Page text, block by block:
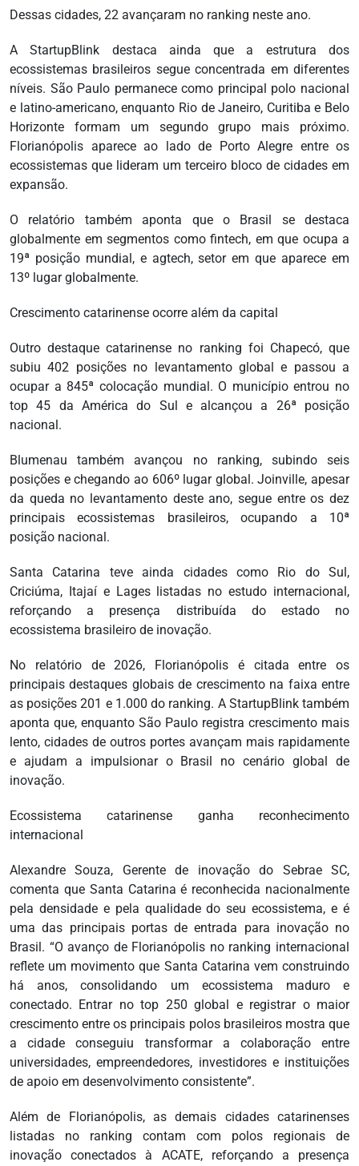
Dessas cidades, 22 avançaram no ranking neste ano.
A StartupBlink destaca ainda que a estrutura dos
ecossistemas brasileiros segue concentrada em diferentes
níveis. São Paulo permanece como principal polo nacional
e latino-americano, enquanto Rio de Janeiro, Curitiba e Belo
Horizonte formam um segundo grupo mais próximo.
Florianópolis aparece ao lado de Porto Alegre entre os
ecossistemas que lideram um terceiro bloco de cidades em
expansão.
O relatório também aponta que o Brasil se destaca
globalmente em segmentos como fintech, em que ocupa a
19ª posição mundial, e agtech, setor em que aparece em
13º lugar globalmente.
Crescimento catarinense ocorre além da capital
Outro destaque catarinense no ranking foi Chapecó, que
subiu 402 posições no levantamento global e passou a
ocupar a 845ª colocação mundial. O município entrou no
top 45 da América do Sul e alcançou a 26ª posição
nacional.
Blumenau também avançou no ranking, subindo seis
posições e chegando ao 606º lugar global. Joinville, apesar
da queda no levantamento deste ano, segue entre os dez
principais ecossistemas brasileiros, ocupando a 10ª
posição nacional.
Santa Catarina teve ainda cidades como Rio do Sul,
Criciúma, Itajaí e Lages listadas no estudo internacional,
reforçando a presença distribuída do estado no
ecossistema brasileiro de inovação.
No relatório de 2026, Florianópolis é citada entre os
principais destaques globais de crescimento na faixa entre
as posições 201 e 1.000 do ranking. A StartupBlink também
aponta que, enquanto São Paulo registra crescimento mais
lento, cidades de outros portes avançam mais rapidamente
e ajudam a impulsionar o Brasil no cenário global de
inovação.
Ecossistema catarinense ganha reconhecimento
internacional
Alexandre Souza, Gerente de inovação do Sebrae SC,
comenta que Santa Catarina é reconhecida nacionalmente
pela densidade e pela qualidade do seu ecossistema, e é
uma das principais portas de entrada para inovação no
Brasil. “O avanço de Florianópolis no ranking internacional
reflete um movimento que Santa Catarina vem construindo
há anos, consolidando um ecossistema maduro e
conectado. Entrar no top 250 global e registrar o maior
crescimento entre os principais polos brasileiros mostra que
a cidade conseguiu transformar a colaboração entre
universidades, empreendedores, investidores e instituições
de apoio em desenvolvimento consistente”.
Além de Florianópolis, as demais cidades catarinenses
listadas no ranking contam com polos regionais de
inovação conectados à ACATE, reforçando a presença